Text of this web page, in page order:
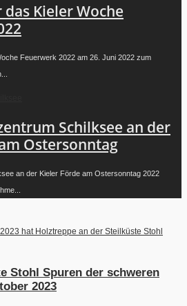
das Kieler Woche
Feuerwerk 2022 am 26. Juni 2022 zum
Schilksee an der
Ostersonntag
an der Kieler Förde am Ostersonntag 2022
Stohl Spuren der schweren
2023